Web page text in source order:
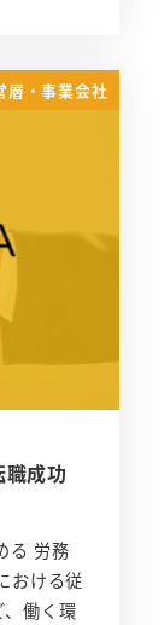
層・事業会社
成功
る 労務
おける従
働く環